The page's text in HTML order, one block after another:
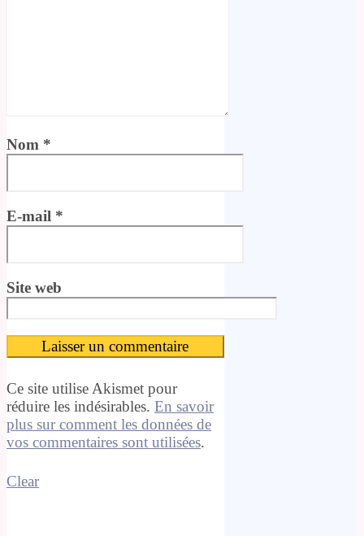
Nom *
E-mail *
Site web
Ce site utilise Akismet pour
réduire les indésirables. En savoir
plus sur comment les données de
vos commentaires sont utilisées.
Clear